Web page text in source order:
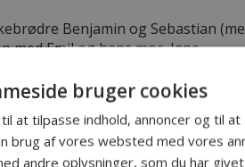
Benjamin og Sebastian
med Emil og hans mor, Jane.
efter alle kunstens regler.
bruger cookies
at tilpasse indhold, annoncer og til
brug af vores websted med vores
andre oplysninger, som du har